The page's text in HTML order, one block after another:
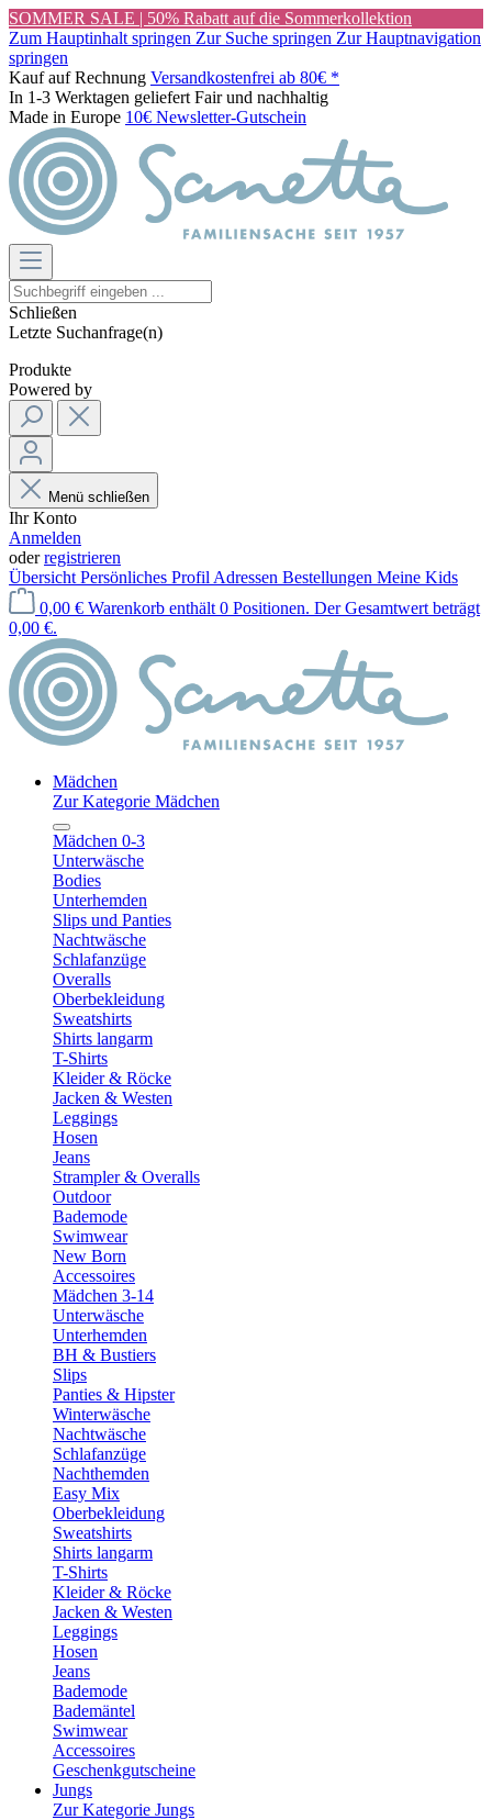
SOMMER SALE | 50% Rabatt auf die Sommerkollektion
Zum Hauptinhalt springen Zur Suche springen Zur Hauptnavigation
springen
Kauf auf Rechnung Versandkostenfrei ab 80€ *
In 1-3 Werktagen geliefert Fair und nachhaltig
Made in Europe 10€ Newsletter-Gutschein
Schließen
Letzte Suchanfrage(n)
Produkte
Powered by
Menü schließen
Ihr Konto
Anmelden
oderregistrieren
Übersicht Persönliches Profil Adressen Bestellungen Meine Kids
0,00 € Warenkorb enthält 0 Positionen. Der Gesamtwert beträgt
0,00 €.
Mädchen
Zur Kategorie Mädchen
Mädchen 0-3
Unterwäsche
Bodies
Unterhemden
Slips und Panties
Nachtwäsche
Schlafanzüge
Overalls
Oberbekleidung
Sweatshirts
Shirts langarm
T-Shirts
Kleider & Röcke
Jacken & Westen
Leggings
Hosen
Jeans
Strampler & Overalls
Outdoor
Bademode
Swimwear
New Born
Accessoires
Mädchen 3-14
Unterwäsche
Unterhemden
BH & Bustiers
Slips
Panties & Hipster
Winterwäsche
Nachtwäsche
Schlafanzüge
Nachthemden
Easy Mix
Oberbekleidung
Sweatshirts
Shirts langarm
T-Shirts
Kleider & Röcke
Jacken & Westen
Leggings
Hosen
Jeans
Bademode
Bademäntel
Swimwear
Accessoires
Geschenkgutscheine
Jungs
Zur Kategorie Jungs